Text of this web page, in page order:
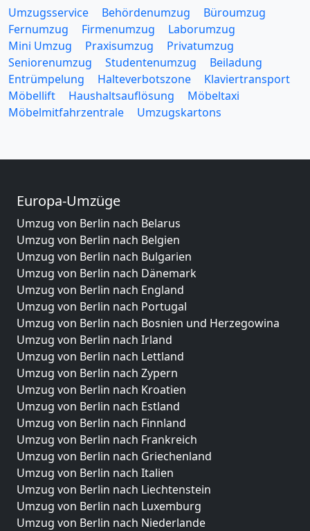
Umzugsservice Behördenumzug
Büroumzug
Fernumzug
Firmenumzug
Laborumzug
Mini Umzug
Praxisumzug
Privatumzug
Seniorenumzug
Studentenumzug
Beiladung
Entrümpelung
Halteverbotszone
Klaviertransport
Möbellift
Haushaltsauflösung
Möbeltaxi
Möbelmitfahrzentrale
Umzugskartons
Europa-Umzüge
Umzug von Berlin nach Belarus
Umzug von Berlin nach Belgien
Umzug von Berlin nach Bulgarien
Umzug von Berlin nach Dänemark
Umzug von Berlin nach England
Umzug von Berlin nach Portugal
Umzug von Berlin nach Bosnien und Herzegowina
Umzug von Berlin nach Irland
Umzug von Berlin nach Lettland
Umzug von Berlin nach Zypern
Umzug von Berlin nach Kroatien
Umzug von Berlin nach Estland
Umzug von Berlin nach Finnland
Umzug von Berlin nach Frankreich
Umzug von Berlin nach Griechenland
Umzug von Berlin nach Italien
Umzug von Berlin nach Liechtenstein
Umzug von Berlin nach Luxemburg
Umzug von Berlin nach Niederlande